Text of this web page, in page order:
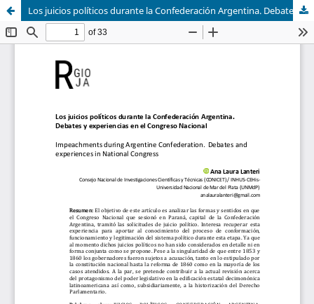
Los juicios políticos durante la Confederación Argentina. Debates y experiencias en el Congreso Nacional